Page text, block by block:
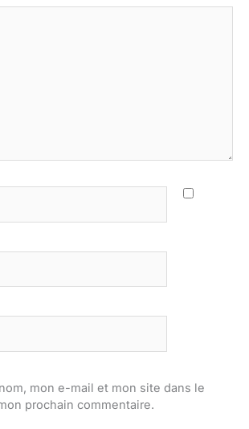
mon e-mail et mon site dans le
prochain commentaire.